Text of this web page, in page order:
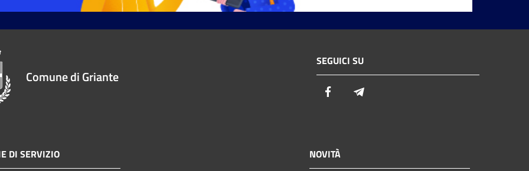
Comune di Griante
SEGUICI SU
Facebook
DI SERVIZIO NOVITÀ